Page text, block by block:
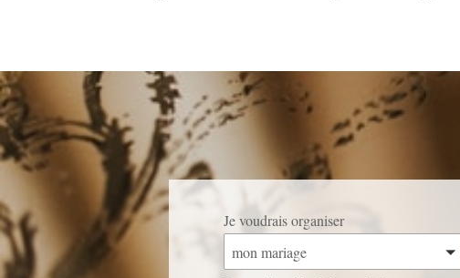
Je voudrais organiser
mon mariage